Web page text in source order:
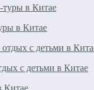
в Китае
с детьми в Китае